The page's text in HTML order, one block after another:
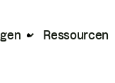
Ressourcen